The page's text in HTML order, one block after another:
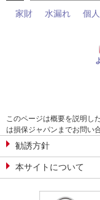
家財 水漏れ 個
このページは概要を説明し
は損保ジャパンまでお問い
勧誘方針
本サイトについて